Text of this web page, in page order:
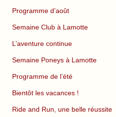
Programme d’août
Semaine Club à Lamotte
L’aventure continue
Semaine Poneys à Lamotte
Programme de l’été
Bientôt les vacances !
Ride and Run, une belle réussite